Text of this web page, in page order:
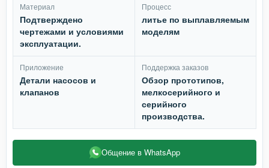
Материал
Подтверждено
чертежами и условиями
эксплуатации.
Процесс
литье по выплавляемым
моделям
Приложение
Детали насосов и
клапанов
Поддержка заказов
Обзор прототипов,
мелкосерийного и
серийного
производства.
Общение в WhatsApp